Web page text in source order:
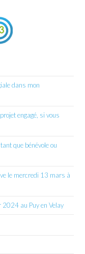
dans mon
engagé, si vous
que bénévole ou
le mercredi 13 mars à
2024 au Puy en Velay